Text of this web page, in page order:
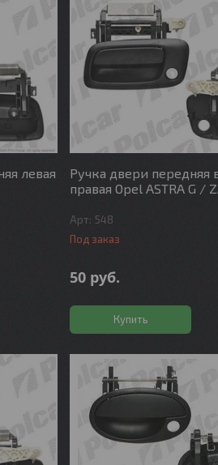
левая
Ручка двери передняя
правая Opel ASTRA G /
548
Под заказ
50 руб.
Купить